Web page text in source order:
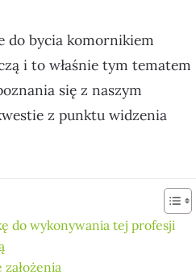
do bycia komornikiem
i to właśnie tym tematem
się z naszym
z punktu widzenia
do wykonywania tej profesji